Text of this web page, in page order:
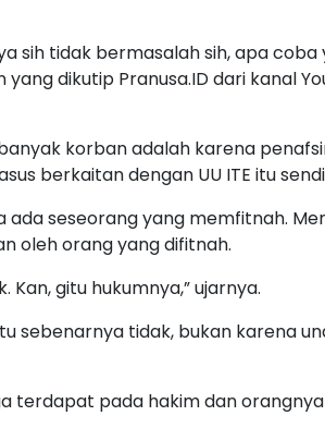
sih tidak bermasalah sih, apa coba
dikutip Pranusa.ID dari kanal
korban adalah karena
berkaitan dengan UU ITE itu
seseorang yang memfitnah.
oleh orang yang difitnah.
Kan, gitu hukumnya,” ujarnya.
sebenarnya tidak, bukan karena
terdapat pada hakim dan orangnya